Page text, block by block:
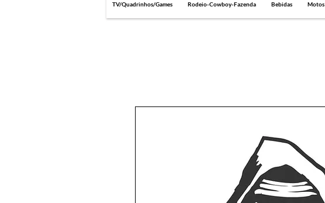
TV/Quadrinhos/Games Rodeio-Cowboy-Fazenda Bebidas Motos